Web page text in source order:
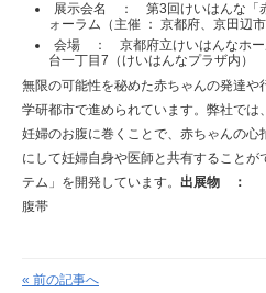
展示会名 ： 第3回けいはんな「
ォーラム （主催 ： 京都府、京田辺
会場 ： 京都府立けいはんなホー
台一丁目7（けいはんなプラザ内）
無限の可能性を秘めた赤ちゃんの発達
学研都市で進められています。 弊社では
妊婦のお腹に巻くことで、赤ちゃんの心
にして妊婦自身や医師と共有すること
テム」を開発しています。 出展物 ：
腹帯
« 前の記事へ